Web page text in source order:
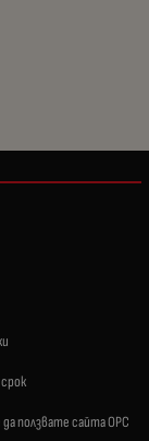
да ползвате сайта ОРС